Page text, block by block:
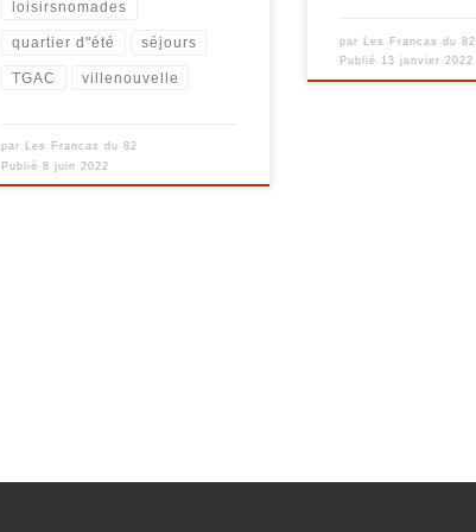
loisirsnomades
quartier d"été séjours
TGAC villenouvelle
par Les Francas du 82
Publié8 juin 2022
par
Les Francas du 82
Publié 13 janvier 2022